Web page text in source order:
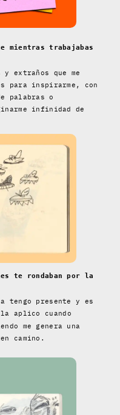
mientras trabajabas
extraños que me
para inspirarme, con
palabras o
infinidad de
te rondaban por la
tengo presente y es
aplico cuando
me genera una
camino.